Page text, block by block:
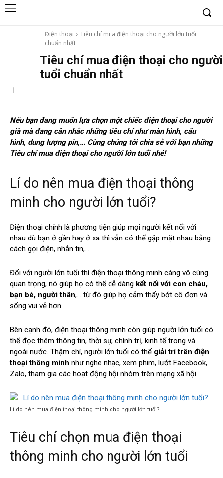
Điện thoại
Tiêu chí mua điện thoại cho người lớn tuổi
chuẩn nhất
Tiêu chí mua điện thoại cho
tuổi chuẩn nhất
Nếu bạn đang muốn lựa chọn một chiếc điện thoại cho người
già mà đang cân nhắc những tiêu chí như màn hình, cấu
hình, dung lượng pin,… Cùng chúng tôi chia sẻ với bạn những
Tiêu chí mua điện thoại cho người lớn tuổi nhé!
Lí do nên mua điện thoại thông
minh cho người lớn tuổi?
Điện thoại chính là phương tiện giúp mọi người kết nối với
nhau dù bạn ở gần hay ở xa thì vẫn có thể gặp mặt nhau bằng
cách gọi điện, nhắn tin,…
Đối với người lớn tuổi thì điện thoại thông minh càng vô cùng
quan trọng, nó giúp họ có thể dễ dàng kết nối với con cháu,
bạn bè, người thân,… từ đó giúp họ cảm thấy bớt cô đơn và
sống vui vẻ hơn.
Bên cạnh đó, điện thoại thông minh còn giúp người lớn tuổi có
thể đọc thêm thông tin, thời sự, chính trị, kinh tế trong và
ngoài nước. Thậm chí, người lớn tuổi có thể giải trí trên điện
thoại thông minh như nghe nhạc, xem phim, lướt Facebook,
Zalo, tham gia các hoạt động hội nhóm trên mạng xã hội.
Lí do nên mua điện thoại thông minh cho người lớn tuổi?
Tiêu chí chọn mua điện thoại
thông minh cho người lớn tuổi